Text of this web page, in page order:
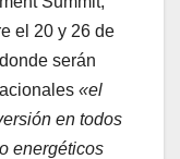
el 20 y 26 de
serán
«el
en todos
energéticos